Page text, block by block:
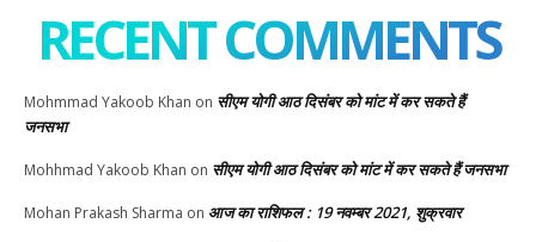
RECENT COMMENTS
Mohmmad Yakoob Khan on सीएम योगी आठ दिसंबर को मांट में कर सकते हैं
जनसभा
Mohhmad Yakoob Khan on सीएम योगी आठ दिसंबर को मांट में कर सकते हैं जनसभा
Mohan Prakash Sharma on आज का राशिफल : 19 नवम्बर 2021, शुक्रवार